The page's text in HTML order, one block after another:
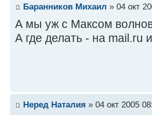
Баранников Михаил » 04 окт
А мы уж с Максом
А где делать - на mail.ru
Неред Наталия » 04 окт 2005